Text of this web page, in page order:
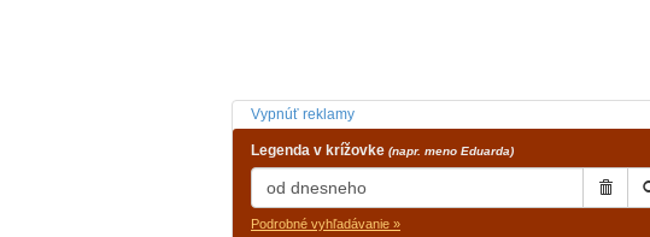
Vypnúť reklamy
Legenda v krížovke (napr. meno Eduarda)
Podrobné vyhľadávanie »